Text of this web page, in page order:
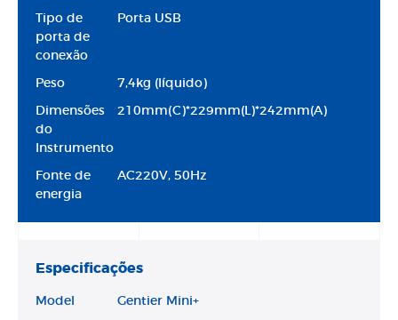
Tipo de
porta de
conexão
Porta USB
Peso 7,4kg (líquido)
Dimensões
do
Instrumento
210mm(C)*229mm(L)*242mm(A)
Fonte de
energia
AC220V, 50Hz
Especificações
Model Gentier Mini+